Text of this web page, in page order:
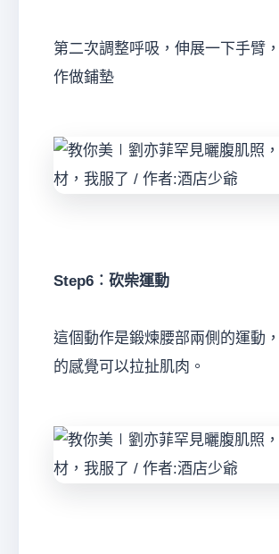
第二次調整呼吸，伸展一下手臂
作做鋪墊
Step6︰砍柴運動
這個動作是鍛煉腰部兩側的運動
的感覺可以拉扯肌肉。